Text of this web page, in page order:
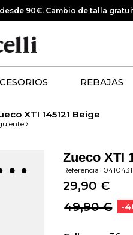
90€. Cambio de talla
REBAJAS
XTI 145121 Beige
Zueco XTI
Referencia
29,90 €
49,90 €
-